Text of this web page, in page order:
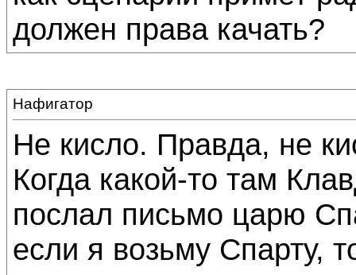
должен права качать?
Нафигатор
Не кисло. Правда, не
Когда какой-то там
послал письмо царю
если я возьму Спарту,